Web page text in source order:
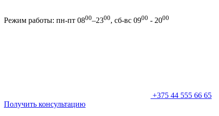
Режим работы: пн-пт 0800–2300, сб-вс 0900 - 2000
+375 44 555 66 65
Получить консультацию